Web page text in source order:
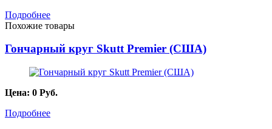
Подробнее
Похожие товары
Гончарный круг Skutt Premier (США)
Цена: 0 Руб.
Подробнее